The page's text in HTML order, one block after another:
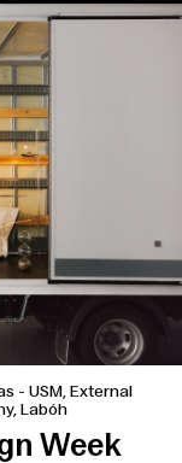
- USM, External
Labóh
Week